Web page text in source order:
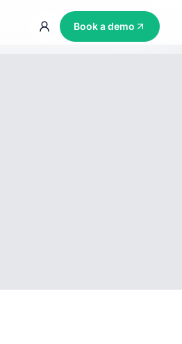
Book a demo